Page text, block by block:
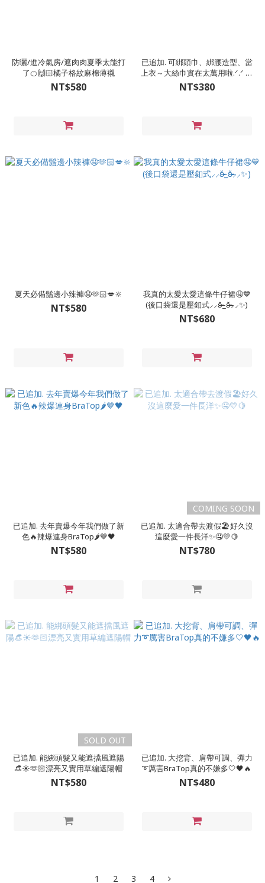
防曬/進冷氣房/遮肉肉夏季太能打
了🍊🙌🏻橘子格紋麻棉薄襯
NT$580
已追加. 可綁頭巾、綁腰造型、當
上衣～大絲巾實在太萬用啦.ᐟ‪‪‪.ᐟ‪‪‪ 🖤
🐎
NT$380
夏天必備鬚邊小辣褲🤤🫶🏻💋🔆
NT$580
我真的太愛太愛這條牛仔裙🤤💙
(後口袋還是壓釦式⸝⸝ʚ̴̶̷̆_ʚ̴̶̷̆⸝⸝✨️)
NT$680
已追加. 去年賣爆今年我們做了新
色🔥辣爆連身BraTop🌶🤎🖤
NT$580
COMING SOON
已追加. 太適合帶去渡假🏖️好久沒
這麼愛一件長洋✨🤤💛🍋
NT$780
SOLD OUT
已追加. 能綁頭髮又能遮擋風遮陽
👒☀️🫶🏻漂亮又實用草編遮陽帽
NT$580
已追加. 大挖背、肩帶可調、彈力
➰厲害BraTop真的不嫌多🤍🖤🔥
NT$480
1 2 3 4